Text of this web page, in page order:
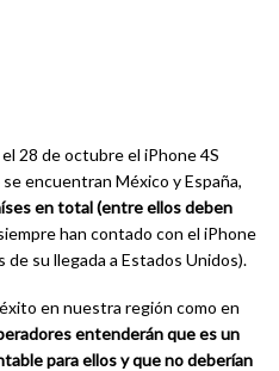
28 de octubre el iPhone 4S
encuentran México y España,
en total (entre ellos deben
han contado con el iPhone
su llegada a Estados Unidos).
en nuestra región como en
entenderán que es un
para ellos y que no deberían